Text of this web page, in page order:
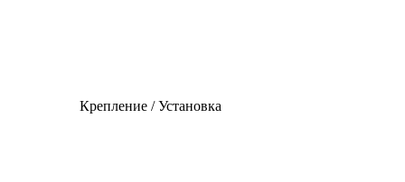
Крепление / Установка